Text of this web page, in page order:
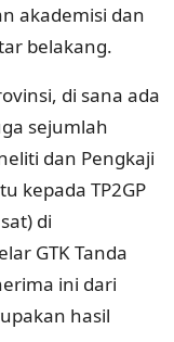
akademisi dan
belakang.
di sana ada
sejumlah
dan Pengkaji
kepada TP2GP
di
GTK Tanda
ini dari
hasil